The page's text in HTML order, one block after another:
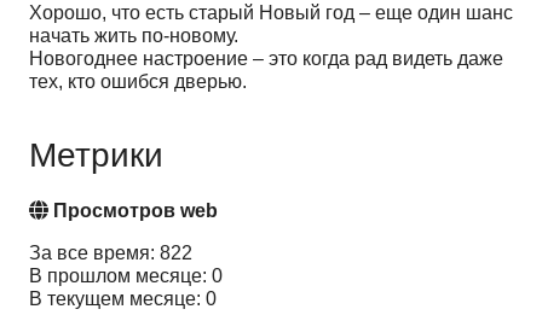
Хорошо, что есть старый Новый год – еще один шанс
начать жить по-новому.
Новогоднее настроение – это когда рад видеть даже
тех, кто ошибся дверью.
Метрики
Просмотров web
За все время: 822
В прошлом месяце: 0
В текущем месяце: 0